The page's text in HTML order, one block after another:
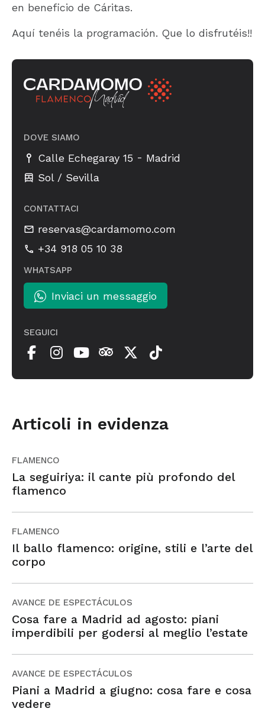
en beneficio de Cáritas.
Aquí tenéis la programación. Que lo disfrutéis!!
DOVE SIAMO
Calle Echegaray 15 - Madrid
Sol / Sevilla
CONTATTACI
reservas@cardamomo.com
+34 918 05 10 38
WHATSAPP
Inviaci un messaggio
SEGUICI
Articoli in evidenza
FLAMENCO
La seguiriya: il cante più profondo del
flamenco
FLAMENCO
Il ballo flamenco: origine, stili e l’arte del
corpo
AVANCE DE ESPECTÁCULOS
Cosa fare a Madrid ad agosto: piani
imperdibili per godersi al meglio l’estate
AVANCE DE ESPECTÁCULOS
Piani a Madrid a giugno: cosa fare e cosa
vedere